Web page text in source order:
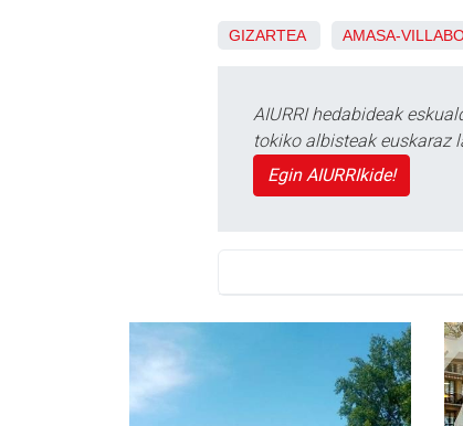
GIZARTEA AMASA-
AIURRI hedabideak
tokiko albisteak euskaraz
Egin AIURRIkide!